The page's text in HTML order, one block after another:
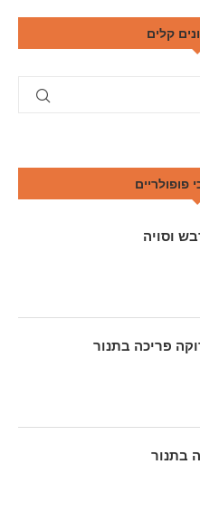
קלים
פופולריים
וסויה
פריכה בתנור
בתנור